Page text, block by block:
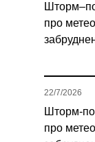
про
Шторм-
про
22/7/2026